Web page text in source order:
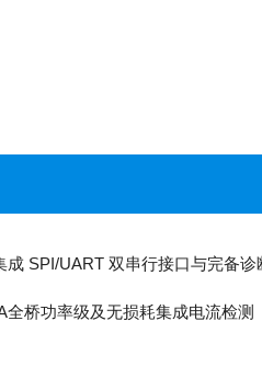
SPI/UART 双串行接口与完备
桥功率级及无损耗集成电流检